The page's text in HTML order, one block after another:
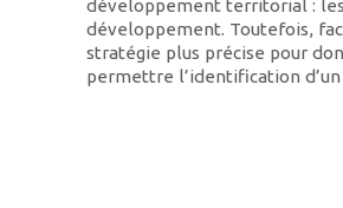
développement territorial :
développement. Toutefois,
stratégie plus précise pour
permettre l’identification